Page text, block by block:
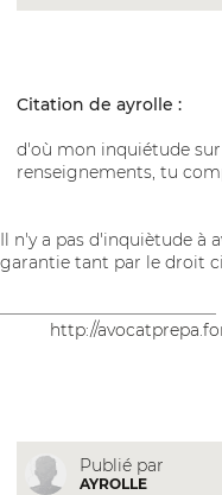
Citation de ayrolle :
d'où mon inquiétude
renseignements, tu
Il n'y a pas d'inquiètude à
garantie tant par le droit
http://
Publié par
AYROLLE